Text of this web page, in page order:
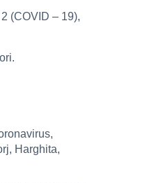
(COVID – 19),
Harghita,